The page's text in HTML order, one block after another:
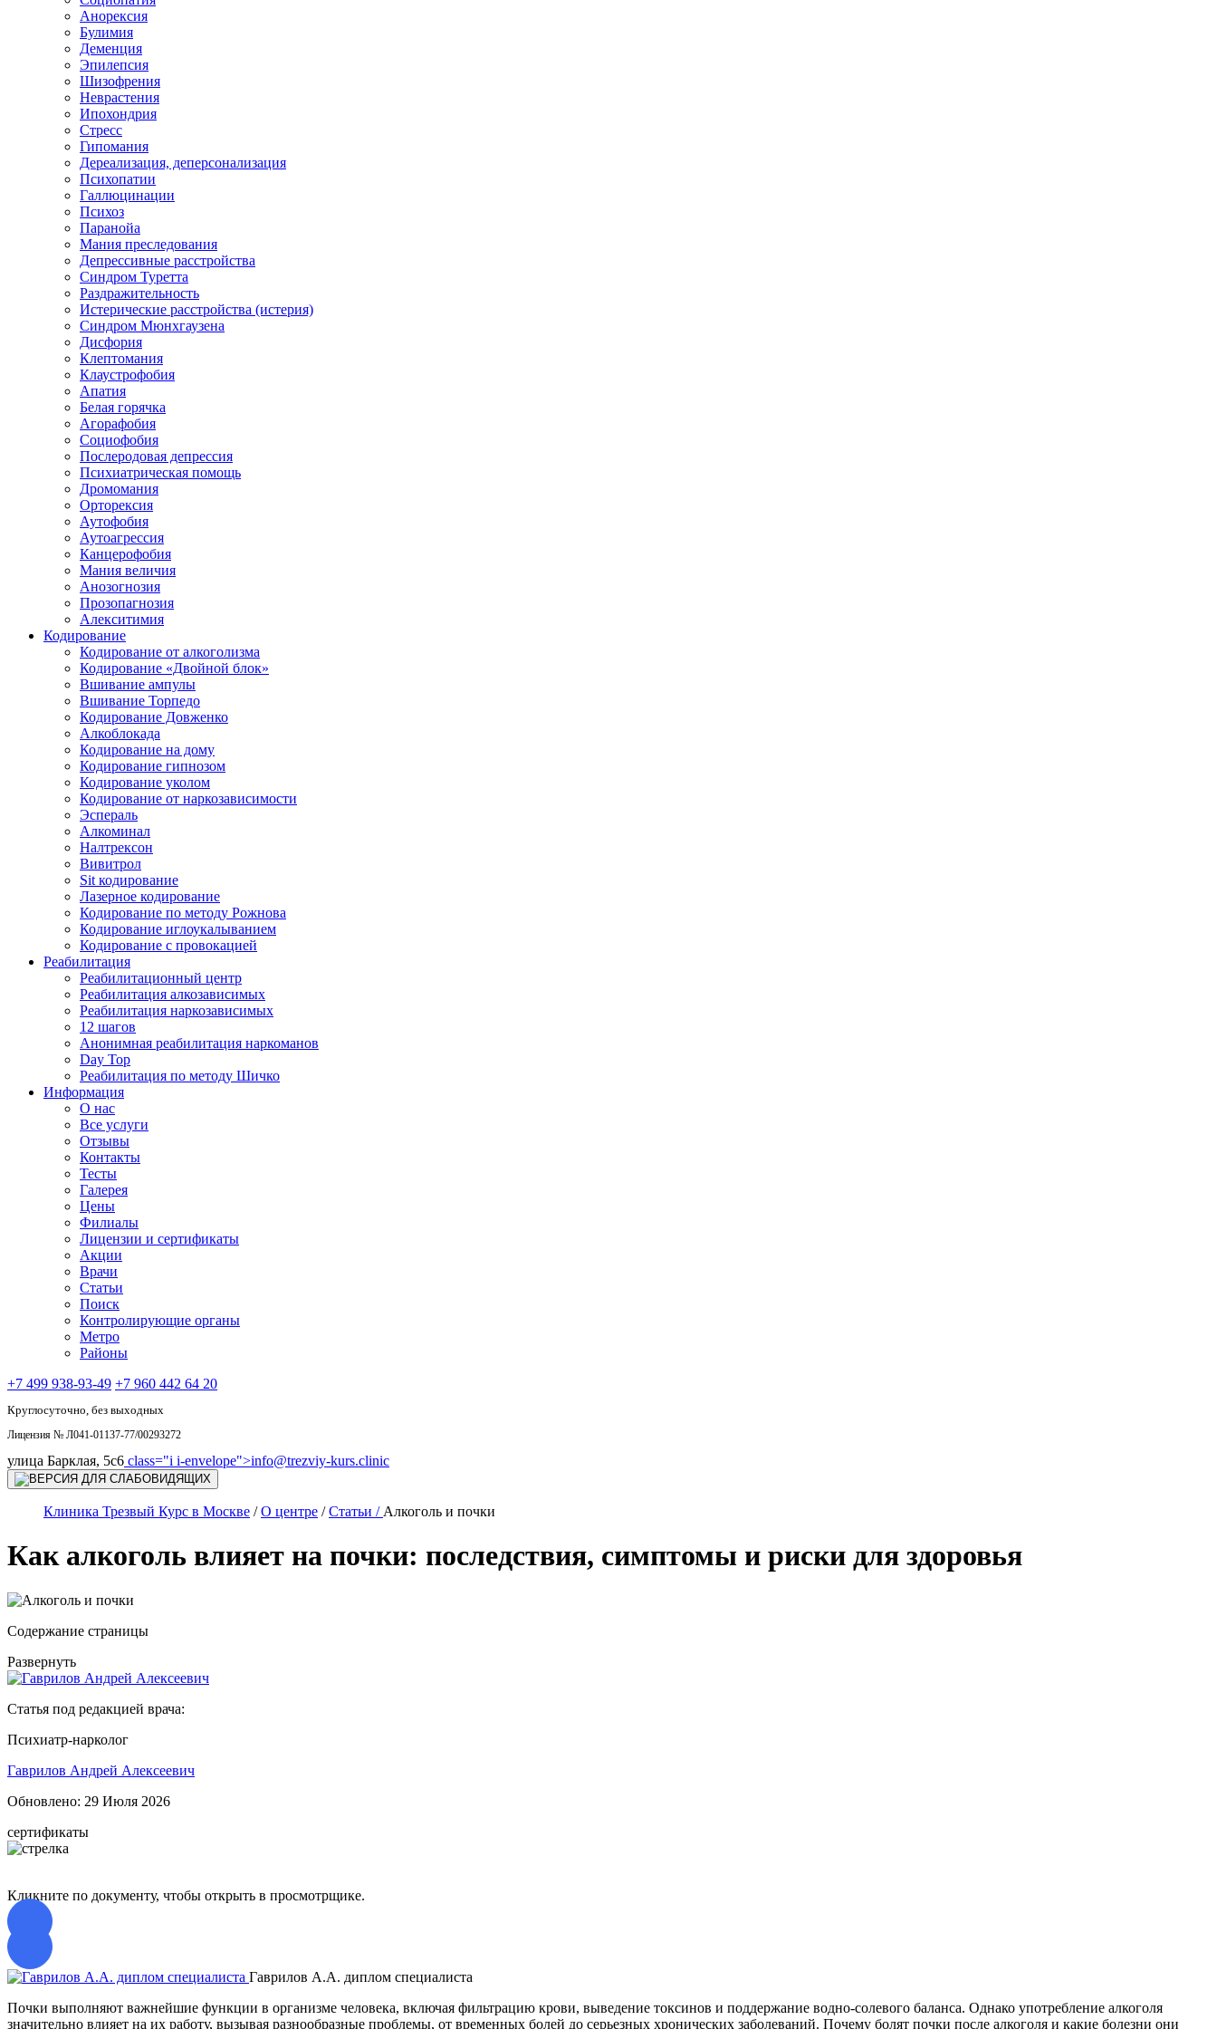
Анорексия
Булимия
Деменция
Эпилепсия
Шизофрения
Неврастения
Ипохондрия
Стресс
Гипомания
Дереализация, деперсонализация
Психопатии
Галлюцинации
Психоз
Паранойа
Мания преследования
Депрессивные расстройства
Синдром Туретта
Раздражительность
Истерические расстройства (истерия)
Синдром Мюнхгаузена
Дисфория
Клептомания
Клаустрофобия
Апатия
Белая горячка
Агорафобия
Социофобия
Послеродовая депрессия
Психиатрическая помощь
Дромомания
Орторексия
Аутофобия
Аутоагрессия
Канцерофобия
Мания величия
Анозогнозия
Прозопагнозия
Алекситимия
Кодирование
Кодирование от алкоголизма
Кодирование «Двойной блок»
Вшивание ампулы
Вшивание Торпедо
Кодирование Довженко
Алкоблокада
Кодирование на дому
Кодирование гипнозом
Кодирование уколом
Кодирование от наркозависимости
Эспераль
Алкоминал
Налтрексон
Вивитрол
Sit кодирование
Лазерное кодирование
Кодирование по методу Рожнова
Кодирование иглоукалыванием
Кодирование с провокацией
Реабилитация
Реабилитационный центр
Реабилитация алкозависимых
Реабилитация наркозависимых
12 шагов
Анонимная реабилитация наркоманов
Day Top
Реабилитация по методу Шичко
Информация
О нас
Все услуги
Отзывы
Контакты
Тесты
Галерея
Цены
Филиалы
Лицензии и сертификаты
Акции
Врачи
Статьи
Поиск
Контролирующие органы
Метро
Районы
+7 499 938-93-49 +7 960 442 64 20
Круглосуточно, без выходных
Лицензия № Л041-01137-77/00293272
улица Барклая, 5с6 class="i i-envelope">info@trezviy-kurs.clinic
Клиника Трезвый Курс в Москве /О центре /Статьи / Алкоголь и почки
Как алкоголь влияет на почки: последствия, симптомы и риски для здоровья
Содержание страницы
Развернуть
Статья под редакцией врача:
Психиатр-нарколог
Гаврилов Андрей Алексеевич
Обновлено: 29 Июля 2026
сертификаты
Кликните по документу, чтобы открыть в просмотрщике.
Гаврилов А.А. диплом специалиста
Почки выполняют важнейшие функции в организме человека, включая фильтрацию крови, выведение токсинов и поддержание водно-солевого баланса. Однако употребление алкоголя
значительно влияет на их работу, вызывая разнообразные проблемы, от временных болей до серьезных хронических заболеваний. Почему болят почки после алкоголя и какие болезни они